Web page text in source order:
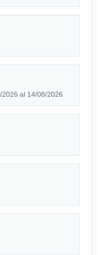
2026 al 14/08/2026